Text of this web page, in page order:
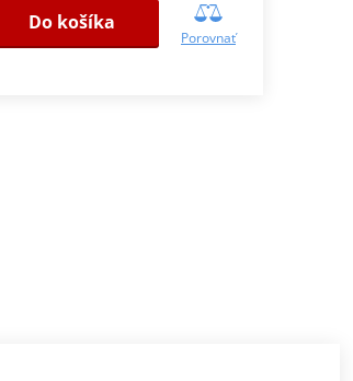
Do košíka
Porovnať